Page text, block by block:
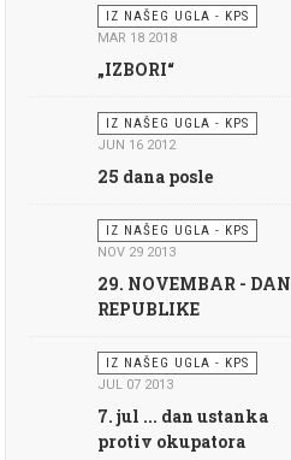
IZ NAŠEG UGLA - KPS
MAR 18 2018
„IZBORI“
IZ NAŠEG UGLA - KPS
JUN 16 2012
25 dana posle
IZ NAŠEG UGLA - KPS
NOV 29 2013
29. NOVEMBAR - DAN
REPUBLIKE
IZ NAŠEG UGLA - KPS
JUL 07 2013
7. jul ... dan ustanka
protiv okupatora